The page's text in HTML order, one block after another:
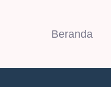
Beranda